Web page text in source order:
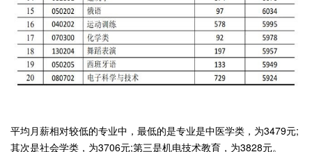
平均月薪相对较低的专业中，最低的是专业是中医学类，为3479元;
其次是社会学类，为3706元;第三是机电技术教育，为3828元。